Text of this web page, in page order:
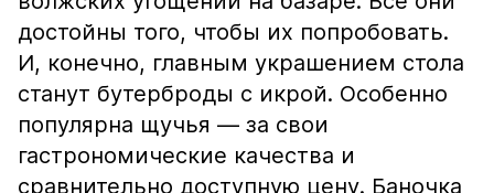
достойны того, чтобы их попробовать.
И, конечно, главным украшением стола
станут бутерброды с икрой. Особенно
популярна щучья — за свои
гастрономические качества и
сравнительно доступную цену. Баночка